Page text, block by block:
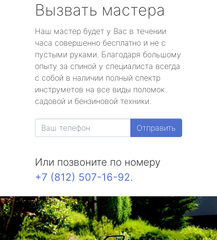
Вызвать мастера
Наш мастер будет у Вас в течении
часа совершенно бесплатно и не с
пустыми руками. Благодаря большому
опыту за спиной у специалиста всегда
с собой в наличии полный спектр
инструметов на все виды поломок
садовой и бензиновой техники.
Отправить
Или позвоните по номеру
+7 (812) 507-16-92.